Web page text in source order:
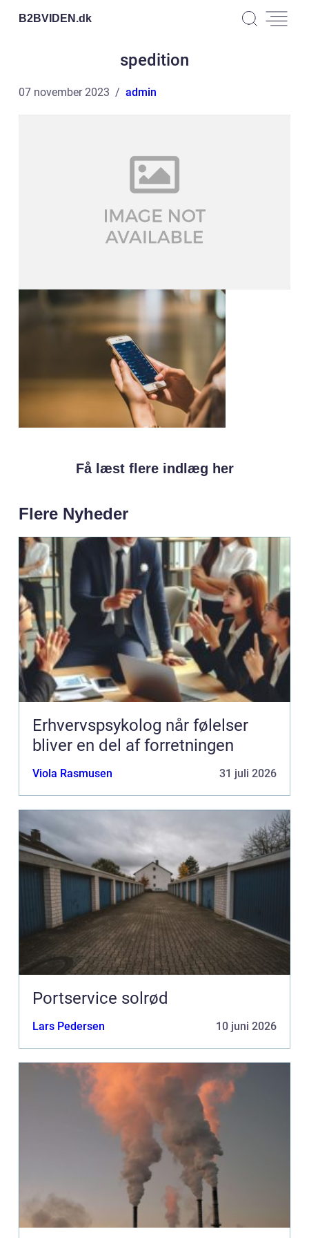
B2BVIDEN.dk
spedition
07 november 2023 admin
Få læst flere indlæg her
Flere Nyheder
Erhvervspsykolog når følelser
bliver en del af forretningen
Viola Rasmusen 31 juli 2026
Portservice solrød
Lars Pedersen 10 juni 2026